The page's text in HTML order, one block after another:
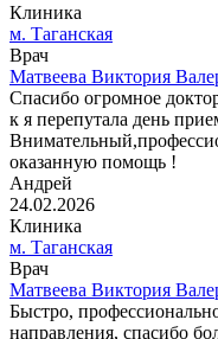
Клиника
м. Таганская
Врач
Матвеева Виктория
Спасибо огромное
к я перепутала день
оказанную помощь !
Андрей
24.02.2026
Клиника
м. Таганская
Врач
Матвеева Виктория
Быстро,
направления, спасибо